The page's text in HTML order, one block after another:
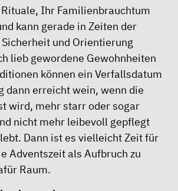
Ihr Familienbrauchtum
kann gerade in Zeiten der
und Orientierung
lieb gewordene Gewohnheiten
können ein Verfallsdatum
dann erreicht wein, wenn die
wird, mehr starr oder sogar
nicht mehr leibevoll gepflegt
Dann ist es vielleicht Zeit für
Adventszeit als Aufbruch zu
Raum.